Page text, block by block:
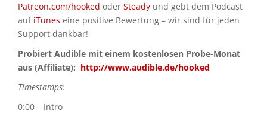
Patreon.com/hooked oder Steady und gebt dem Podcast
auf iTunes eine positive Bewertung – wir sind für jeden
Support dankbar!
Probiert Audible mit einem kostenlosen Probe-Monat
aus (Affiliate): http://www.audible.de/hooked
Timestamps:
0:00 – Intro